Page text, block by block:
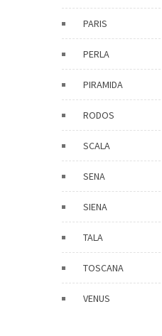
PARIS
PERLA
PIRAMIDA
RODOS
SCALA
SENA
SIENA
TALA
TOSCANA
VENUS